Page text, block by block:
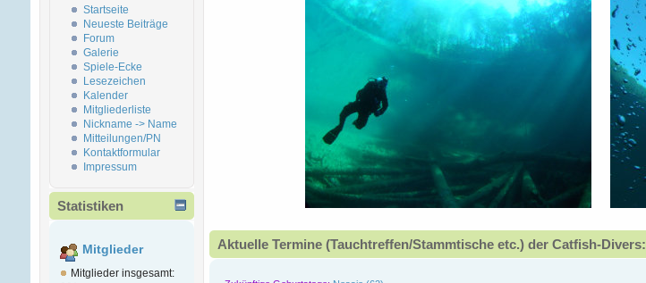
Startseite
Neueste Beiträge
Forum
Galerie
Spiele-Ecke
Lesezeichen
Kalender
Mitgliederliste
Nickname -> Name
Mitteilungen/PN
Kontaktformular
Impressum
Statistiken
Mitglieder
Mitglieder insgesamt:
Aktuelle Termine (Tauchtreffen/Stammtische etc.) der Catfish-Divers: